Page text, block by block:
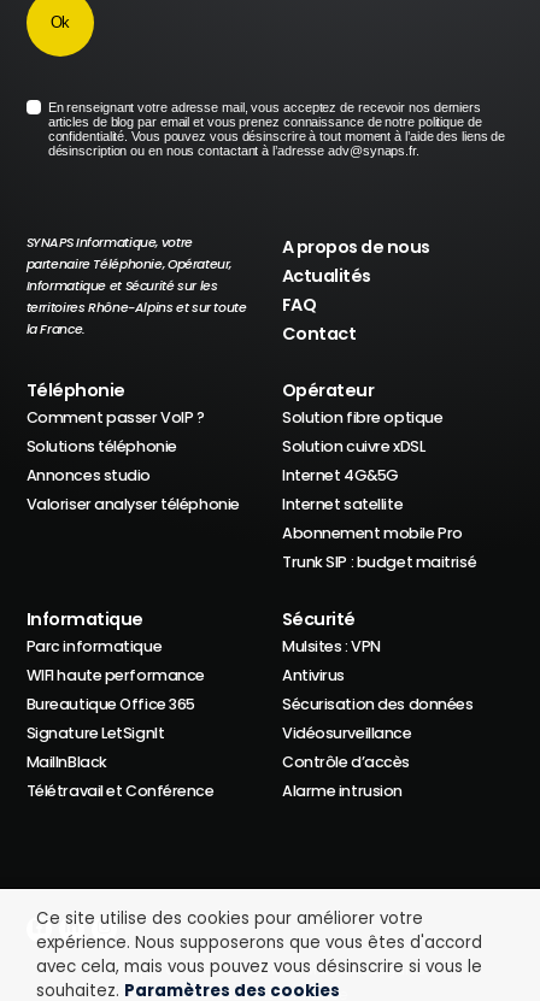
En renseignant votre adresse mail, vous acceptez de recevoir nos derniers
articles de blog par email et vous prenez connaissance de notre politique de
confidentialité. Vous pouvez vous désinscrire à tout moment à l’aide des liens de
désinscription ou en nous contactant à l’adresse adv@synaps.fr.
SYNAPS Informatique, votre
partenaire Téléphonie, Opérateur,
Informatique et Sécurité sur les
territoires Rhône-Alpins et sur toute
la France.
A propos de nous
Actualités
FAQ
Contact
Téléphonie
Comment passer VoIP ?
Solutions téléphonie
Annonces studio
Valoriser analyser téléphonie
Opérateur
Solution fibre optique
Solution cuivre xDSL
Internet 4G&5G
Internet satellite
Abonnement mobile Pro
Trunk SIP : budget maitrisé
Informatique
Parc informatique
WIFI haute performance
Bureautique Office 365
Signature LetSignIt
MailInBlack
Télétravail et Conférence
Sécurité
Mulsites : VPN
Antivirus
Sécurisation des données
Vidéosurveillance
Contrôle d’accès
Alarme intrusion
Politique de confidentialité
Mentions légales
Il nous font confiance
Ce site utilise des cookies pour améliorer votre
expérience. Nous supposerons que vous êtes d'accord
avec cela, mais vous pouvez vous désinscrire si vous le
souhaitez. Paramètres des cookies